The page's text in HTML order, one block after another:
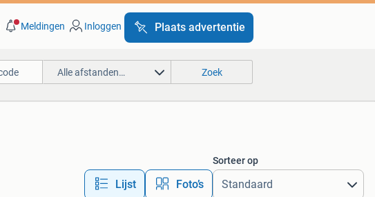
Meldingen Inloggen Plaats advertentie
Alle afstanden… Zoek
Lijst Foto’s
Sorteer op